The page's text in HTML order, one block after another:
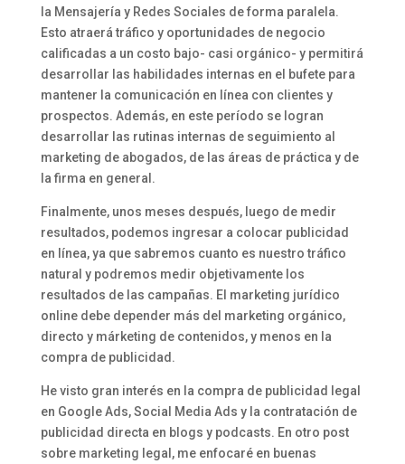
la Mensajería y Redes Sociales de forma paralela.
Esto atraerá tráfico y oportunidades de negocio
calificadas a un costo bajo- casi orgánico- y permitirá
desarrollar las habilidades internas en el bufete para
mantener la comunicación en línea con clientes y
prospectos. Además, en este período se logran
desarrollar las rutinas internas de seguimiento al
marketing de abogados, de las áreas de práctica y de
la firma en general.
Finalmente, unos meses después, luego de medir
resultados, podemos ingresar a colocar publicidad
en línea, ya que sabremos cuanto es nuestro tráfico
natural y podremos medir objetivamente los
resultados de las campañas. El marketing jurídico
online debe depender más del marketing orgánico,
directo y márketing de contenidos, y menos en la
compra de publicidad.
He visto gran interés en la compra de publicidad legal
en Google Ads, Social Media Ads y la contratación de
publicidad directa en blogs y podcasts. En otro post
sobre marketing legal, me enfocaré en buenas